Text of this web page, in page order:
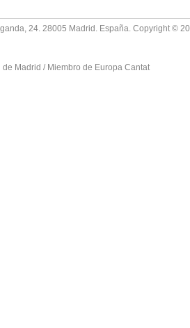
24. 28005 Madrid. España. Copyright ©
Madrid / Miembro de Europa Cantat